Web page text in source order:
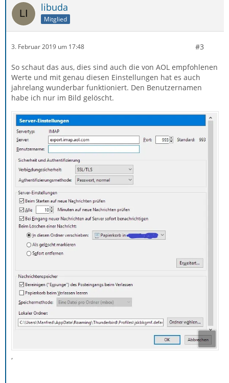
libuda
Mitglied
3. Februar 2019 um 17:48 #3
So schaut das aus, dies sind auch die von AOL empfohlenen
Werte und mit genau diesen Einstellungen hat es auch
jahrelang wunderbar funktioniert. Den Benutzernamen
habe ich nur im Bild gelöscht.
,